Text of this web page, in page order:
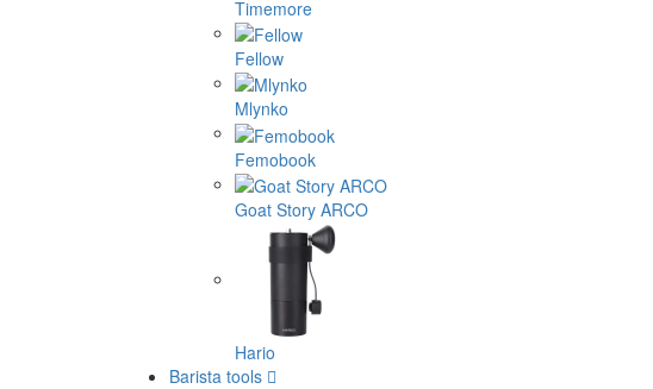
Timemore
Fellow
Mlynko
Femobook
Goat Story ARCO
Hario
Barista tools